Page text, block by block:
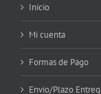
Inicio
Mi cuenta
Formas de Pago
Envio/Plazo